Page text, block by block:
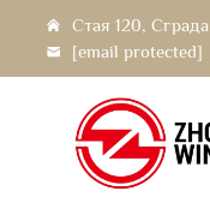
Стая 120,
[email protected]